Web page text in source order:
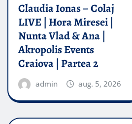
Claudia Ionas – Colaj
LIVE | Hora Miresei |
Nunta Vlad & Ana |
Akropolis Events
Craiova | Partea 2
admin aug. 5, 2026